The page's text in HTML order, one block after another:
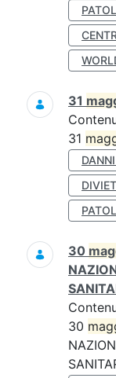
31
31
30
30